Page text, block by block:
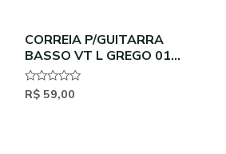
CORREIA P/GUITARRA
BASSO VT L GREGO 01
PRETO
Avaliação
0
R$ 59,00